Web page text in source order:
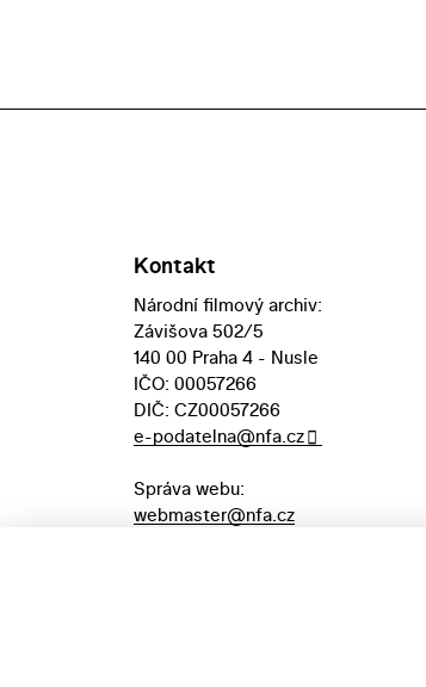
Kontakt
Národní filmový archiv:
Závišova 502/5
140 00 Praha 4 - Nusle
IČO: 00057266
DIČ: CZ00057266
e-podatelna@nfa.cz
Správa webu:
webmaster@nfa.cz